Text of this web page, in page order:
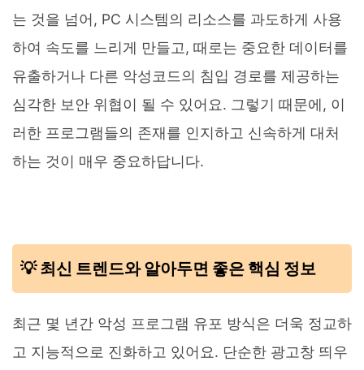
는 것을 넘어, PC 시스템의 리소스를 과도하게 사용
하여 속도를 느리게 만들고, 때로는 중요한 데이터를
유출하거나 다른 악성코드의 침입 경로를 제공하는
심각한 보안 위협이 될 수 있어요. 그렇기 때문에, 이
러한 프로그램들의 존재를 인지하고 신속하게 대처
하는 것이 매우 중요하답니다.
💡 최신 트렌드와 알아두면 좋은 핵심 정보
최근 몇 년간 악성 프로그램 유포 방식은 더욱 정교하
고 지능적으로 진화하고 있어요. 단순한 광고창 띄우